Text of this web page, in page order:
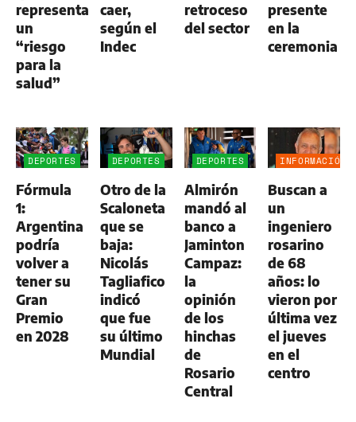
representa
un
“riesgo
para la
salud”
caer,
según el
Indec
retroceso
del sector
presente
en la
ceremonia
DEPORTES
Fórmula
1:
Argentina
podría
volver a
tener su
Gran
Premio
en 2028
DEPORTES
Otro de la
Scaloneta
que se
baja:
Nicolás
Tagliafico
indicó
que fue
su último
Mundial
DEPORTES
Almirón
mandó al
banco a
Jaminton
Campaz:
la
opinión
de los
hinchas
de
Rosario
Central
INFORMACIÓN
Buscan a
un
ingeniero
rosarino
de 68
años: lo
vieron por
última vez
el jueves
en el
centro